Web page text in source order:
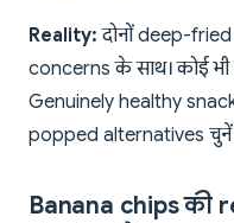
Reality: दोनों deep-
concerns के साथ। कोई
Genuinely healthy
popped alternatives
Banana chips की